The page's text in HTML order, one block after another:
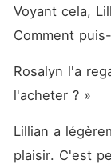
Voyant cela,
Comment
Rosalyn l'a
l'acheter ? »
Lillian a
plaisir. C'est